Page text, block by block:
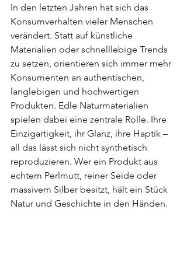
In den letzten Jahren hat sich das
Konsumverhalten vieler Menschen
verändert. Statt auf künstliche
Materialien oder schnelllebige Trends
zu setzen, orientieren sich immer mehr
Konsumenten an authentischen,
langlebigen und hochwertigen
Produkten. Edle Naturmaterialien
spielen dabei eine zentrale Rolle. Ihre
Einzigartigkeit, ihr Glanz, ihre Haptik –
all das lässt sich nicht synthetisch
reproduzieren. Wer ein Produkt aus
echtem Perlmutt, reiner Seide oder
massivem Silber besitzt, hält ein Stück
Natur und Geschichte in den Händen.